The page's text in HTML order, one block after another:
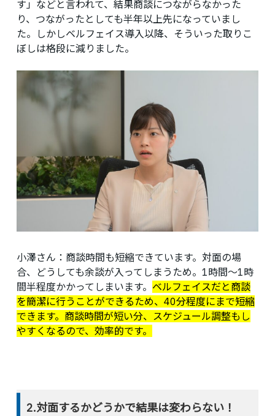
す」などと言われて、結果商談につながらなかった
り、つながったとしても半年以上先になっていまし
た。しかしベルフェイス導入以降、そういった取りこ
ぼしは格段に減りました。
小澤さん： 商談時間も短縮できています。対面の場
合、どうしても余談が入ってしまうため。1時間～1時
間半程度かかってしまいます。 ベルフェイスだと商談
を簡潔に行うことができるため、40分程度にまで短縮
できます。商談時間が短い分、スケジュール調整もし
やすくなるので、効率的です。
2.対面するかどうかで結果は変わらない！